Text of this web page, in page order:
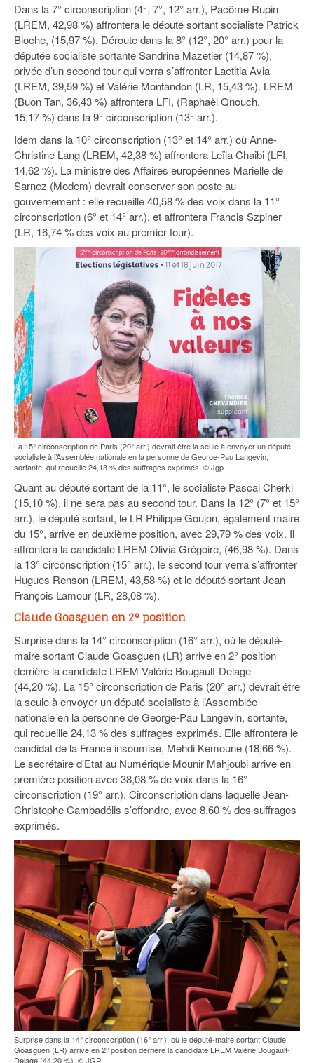
Dans la 7° circonscription (4°, 7°, 12° arr.), Pacôme Rupin
(LREM, 42,98 %) affrontera le député sortant socialiste Patrick
Bloche, (15,97 %). Déroute dans la 8° (12°, 20° arr.) pour la
députée socialiste sortante Sandrine Mazetier (14,87 %),
privée d’un second tour qui verra s’affronter Laetitia Avia
(LREM, 39,59 %) et Valérie Montandon (LR, 15,43 %). LREM
(Buon Tan, 36,43 %) affrontera LFI, (Raphaël Qnouch,
15,17 %) dans la 9° circonscription (13° arr.).
Idem dans la 10° circonscription (13° et 14° arr.) où Anne-
Christine Lang (LREM, 42,38 %) affrontera Leïla Chaibi (LFI,
14,62 %). La ministre des Affaires européennes Marielle de
Sarnez (Modem) devrait conserver son poste au
gouvernement : elle recueille 40,58 % des voix dans la 11°
circonscription (6° et 14° arr.), et affrontera Francis Szpiner
(LR, 16,74 % des voix au premier tour).
La 15° circonscription de Paris (20° arr.) devrait être la seule à envoyer un député
socialiste à l’Assemblée nationale en la personne de George-Pau Langevin,
sortante, qui recueille 24,13 % des suffrages exprimés. © Jgp
Quant au député sortant de la 11°, le socialiste Pascal Cherki
(15,10 %), il ne sera pas au second tour. Dans la 12° (7° et 15°
arr.), le député sortant, le LR Philippe Goujon, également maire
du 15°, arrive en deuxième position, avec 29,79 % des voix. Il
affrontera la candidate LREM Olivia Grégoire, (46,98 %). Dans
la 13° circonscription (15° arr.), le second tour verra s’affronter
Hugues Renson (LREM, 43,58 %) et le député sortant Jean-
François Lamour (LR, 28,08 %).
Claude Goasguen en 2° position
Surprise dans la 14° circonscription (16° arr.), où le député-
maire sortant Claude Goasguen (LR) arrive en 2° position
derrière la candidate LREM Valérie Bougault-Delage
(44,20 %). La 15° circonscription de Paris (20° arr.) devrait être
la seule à envoyer un député socialiste à l’Assemblée
nationale en la personne de George-Pau Langevin, sortante,
qui recueille 24,13 % des suffrages exprimés. Elle affrontera le
candidat de la France insoumise, Mehdi Kemoune (18,66 %).
Le secrétaire d’Etat au Numérique Mounir Mahjoubi arrive en
première position avec 38,08 % de voix dans la 16°
circonscription (19° arr.). Circonscription dans laquelle Jean-
Christophe Cambadélis s’effondre, avec 8,60 % des suffrages
exprimés.
Surprise dans la 14° circonscription (16° arr.), où le député-maire sortant Claude
Goasguen (LR) arrive en 2° position derrière la candidate LREM Valérie Bougault-
Delage (44,20 %). © JGP